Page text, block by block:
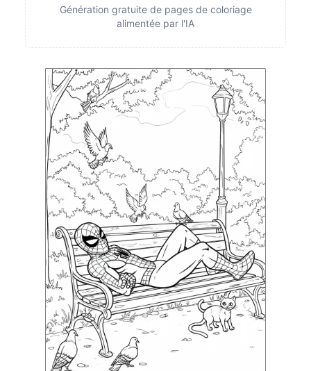
Génération gratuite de pages de coloriage
alimentée par l'IA